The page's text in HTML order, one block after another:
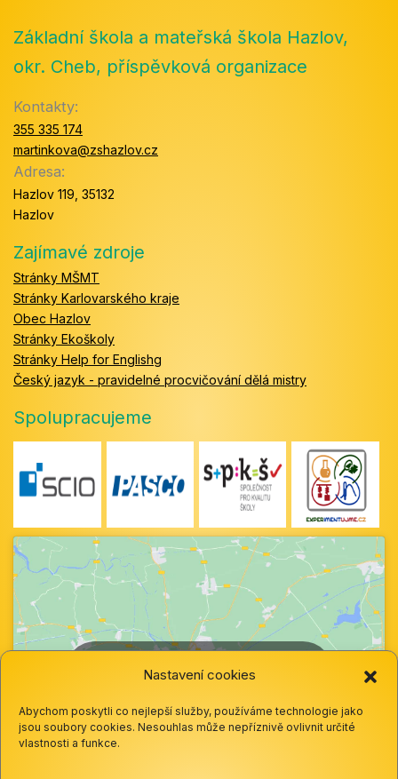
Nastavení cookies
Abychom poskytli co nejlepší služby, používáme technologie jako
jsou soubory cookies. Nesouhlas může nepříznivě ovlivnit určité
vlastnosti a funkce.
Základní škola a mateřská škola Hazlov,
okr. Cheb, příspěvková organizace
Kontakty:
355 335 174
martinkova@zshazlov.cz
Adresa:
Hazlov 119, 35132
Hazlov
Zajímavé zdroje
Stránky MŠMT
Stránky Karlovarského kraje
Obec Hazlov
Stránky Ekoškoly
Stránky Help for Englishg
Český jazyk - pravidelné procvičování dělá mistry
Spolupracujeme
cookie a povolte tento obsah